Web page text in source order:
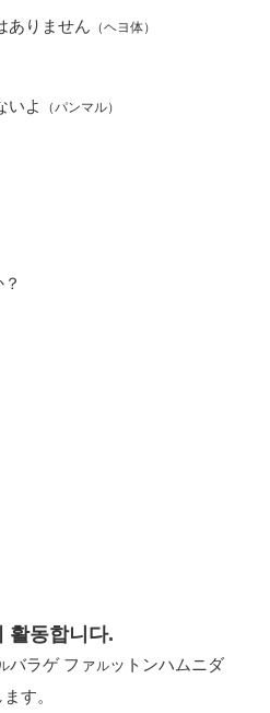
ありません （ヘヨ体）
いよ （パンマル）
활동합니다.
ルバラゲ ファ ルットンハムニダ
す。